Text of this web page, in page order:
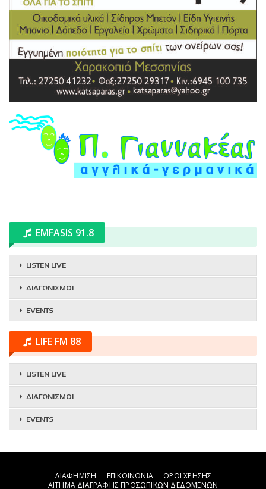
EMFASIS 91.8
LISTEN LIVE
ΔΙΑΓΩΝΙΣΜΟΙ
EVENTS
LIFE FM 88
LISTEN LIVE
ΔΙΑΓΩΝΙΣΜΟΙ
EVENTS
ΔΙΑΦΗΜΙΣΗ ΕΠΙΚΟΙΝΩΝΙΑ
ΟΡΟΙ ΧΡΗΣΗΣ
ΑΙΤΗΜΑ ΔΙΑΓΡΑΦΗΣ ΠΡΟΣΩΠΙΚΩΝ ΔΕΔΟΜΕΝΩΝ